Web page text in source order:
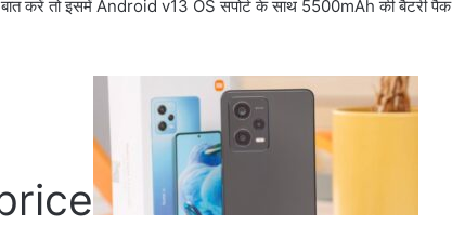
करें तो इसमें Android v13 OS सपोर्ट के साथ 5500mAh की बैटरी पैक